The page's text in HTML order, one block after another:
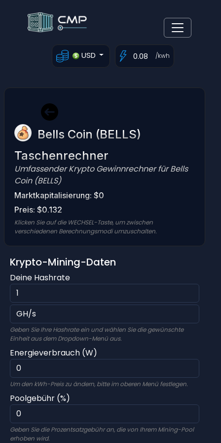
USD /kwh
Bells Coin (BELLS)
Taschenrechner
Umfassender Krypto Gewinnrechner für Bells
Coin (BELLS)
Marktkapitalisierung: $0
Preis: $0.132
Klicken Sie auf die WECHSEL-Taste, um zwischen
verschiedenen Berechnungsmodi umzuschalten.
Krypto-Mining-Daten
Deine Hashrate
Geben Sie Ihre Hashrate ein und wählen Sie die gewünschte
Einheit aus dem Dropdown-Menü aus.
Energieverbrauch (W)
Um den kWh-Preis zu ändern, bitte im oberen Menü festlegen.
Poolgebühr (%)
Geben Sie die Prozentsatzgebühr an, die von Ihrem Mining-Pool
erhoben wird.